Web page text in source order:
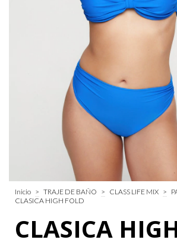
Inicio > TRAJE DE BAÑO > CLASS LIFE MIX >
CLASICA HIGH FOLD
CLASICA